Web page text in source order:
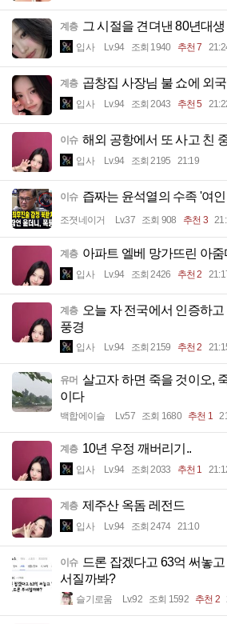
계층 그 시절을 견뎌낸 80년대생
입사 Lv.94 조회 1940 추천 7
계층 곱창집 사장님 불 쇼에 외
입사 Lv.94 조회 2043 추천 5
이슈 해외 공항에서 또 사고 친
입사 Lv.94 조회 2195 21:19
이슈 즙짜는 윤석열의 수족 '여
조졋네이거 Lv.37 조회 908 추천 3
계층 아파트 엘베 망가뜨린 아
입사 Lv.94 조회 2426 추천 2
계층 오늘 자 전국에서 인증하
풍경
입사 Lv.94 조회 2159 추천 2
유머 살고자 하면 죽을 것이오,
이다
백합에이슬 Lv.57 조회 1680 추천 1
계층 10년 우정 깨버리기..
입사 Lv.94 조회 2033 추천 1
계층 제주산 옥돔 레전드
입사 Lv.94 조회 2474 21:10
이슈 드론 잡겠다고 63억 써놓
서질까봐?
슬기로움 Lv.92 조회 1592 추천 2